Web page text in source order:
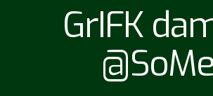
GrIFK
@SoMe